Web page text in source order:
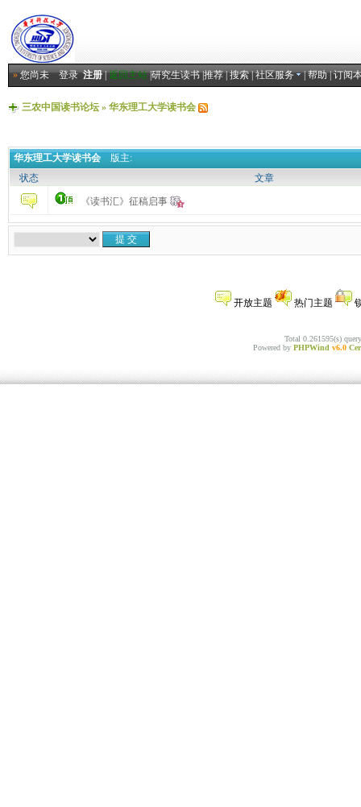
»您尚未登录 注册|返回主站|研究生读书|推荐|搜索|社区服务 |帮助|订阅
三农中国读书论坛» 华东理工大学读书会
华东理工大学读书会版主:
状态
文章
《读书汇》征稿启事
开放主题 热门主题
Total 0.261595(s)
Powered by PHPWind v6.0